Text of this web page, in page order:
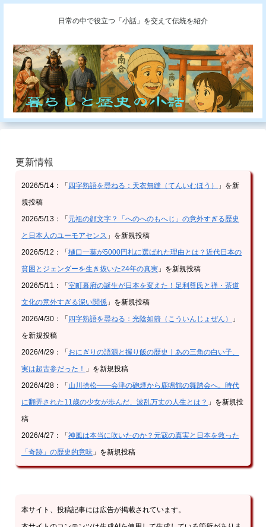
日常の中で役立つ「小話」を交えて伝統を紹介
更新情報
2026/5/14：「 四字熟語を尋ねる：天衣無縫（てんいむほう）
」を新
規投稿
2026/5/13：「 元祖の顔文字？「へのへのもへじ」の意外すぎる歴史
と日本人のユーモアセンス 」を新規投稿
2026/5/12：「 樋口一葉が5000円札に選ばれた理由とは？近代日本の
貧困とジェンダーを生き抜いた24年の真実 」を新規投稿
2026/5/11：「 室町幕府の誕生が日本を変えた！足利尊氏と禅・茶道
文化の意外すぎる深い関係 」を新規投稿
2026/4/30：「 四字熟語を尋ねる：光陰如箭（こういんじょぜん）
」
を新規投稿
2026/4/29：「 おにぎりの語源と握り飯の歴史｜あの三角の白い子、
実は超古参だった！
」を新規投稿
2026/4/28：「 山川捨松——会津の砲煙から鹿鳴館の舞踏会へ。時代
に翻弄された11歳の少女が歩んだ、波乱万丈の人生とは？ 」を新規投
稿
2026/4/27：「 神風は本当に吹いたのか？元寇の真実と日本を救った
「奇跡」の歴史的意味 」を新規投稿
本サイト、投稿記事には広告が掲載されています。